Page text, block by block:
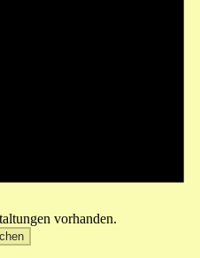
vorhanden.